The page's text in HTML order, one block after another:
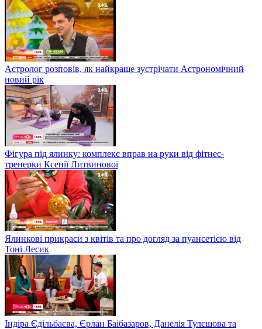
Астролог розповів, як найкраще зустрічати Астрономічний
новий рік
Фігура під ялинку: комплекс вправ на руки від фітнес-
тренерки Ксенії Литвинової
Ялинкові прикраси з квітів та про догляд за пуансетією від
Тоні Лесик
Індіра Єдільбаєва, Єрлан Баібазаров, Данелія Тулєшова та